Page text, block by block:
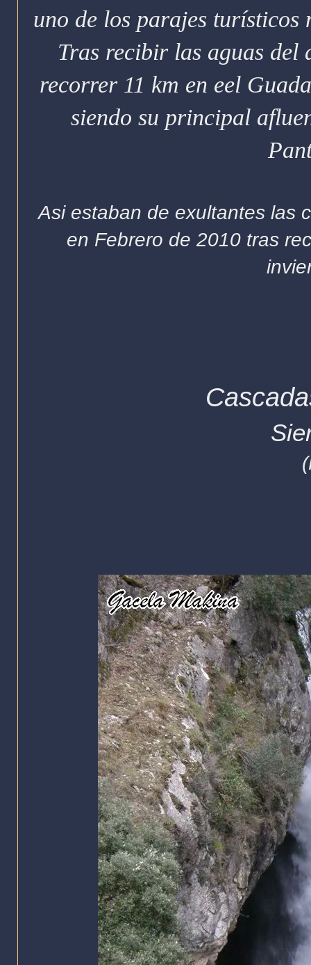
uno de los parajes turísticos
Tras recibir las aguas del
recorrer 11 km en eel
siendo su principal
Asi estaban de exultantes las
en Febrero de 2010 tras